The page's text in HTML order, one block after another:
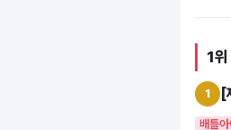
1
1 [
배틀